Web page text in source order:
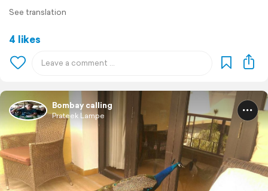
See translation
4 likes
Bombay calling
Prateek Lampe